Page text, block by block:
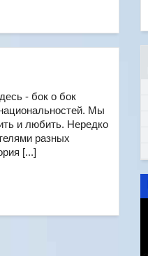
- бок о бок
Мы
и любить. Нередко
разных
[...]